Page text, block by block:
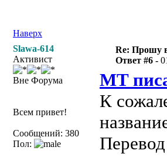
Наверх
Slawa-614
Активист
Вне Форума
Всем привет!
Сообщений: 380
Пол:
Re: Прошу
Ответ #6 -
MT
К